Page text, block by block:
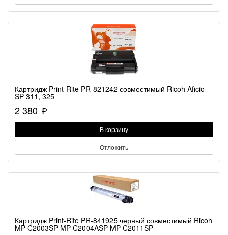
Картридж Print-Rite PR-821242 совместимый Ricoh Aficio
SP 311, 325
2 380 p
В корзину
Отложить
Картридж Print-Rite PR-841925 черный совместимый Ricoh
MP C2003SP MP C2004ASP MP C2011SP